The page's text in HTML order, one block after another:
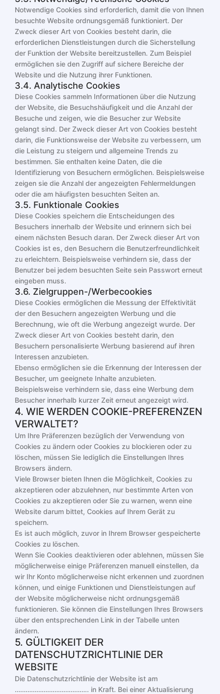
Notwendige Cookies sind erforderlich, damit die von Ihnen
besuchte Website ordnungsgemäß funktioniert. Der
Zweck dieser Art von Cookies besteht darin, die
erforderlichen Dienstleistungen durch die Sicherstellung
der Funktion der Website bereitzustellen. Zum Beispiel
ermöglichen sie den Zugriff auf sichere Bereiche der
Website und die Nutzung ihrer Funktionen.
3.4. Analytische Cookies
Diese Cookies sammeln Informationen über die Nutzung
der Website, die Besuchshäufigkeit und die Anzahl der
Besuche und zeigen, wie die Besucher zur Website
gelangt sind. Der Zweck dieser Art von Cookies besteht
darin, die Funktionsweise der Website zu verbessern, um
die Leistung zu steigern und allgemeine Trends zu
bestimmen. Sie enthalten keine Daten, die die
Identifizierung von Besuchern ermöglichen. Beispielsweise
zeigen sie die Anzahl der angezeigten Fehlermeldungen
oder die am häufigsten besuchten Seiten an.
3.5. Funktionale Cookies
Diese Cookies speichern die Entscheidungen des
Besuchers innerhalb der Website und erinnern sich bei
einem nächsten Besuch daran. Der Zweck dieser Art von
Cookies ist es, den Besuchern die Benutzerfreundlichkeit
zu erleichtern. Beispielsweise verhindern sie, dass der
Benutzer bei jedem besuchten Seite sein Passwort erneut
eingeben muss.
3.6. Zielgruppen-/Werbecookies
Diese Cookies ermöglichen die Messung der Effektivität
der den Besuchern angezeigten Werbung und die
Berechnung, wie oft die Werbung angezeigt wurde. Der
Zweck dieser Art von Cookies besteht darin, den
Besuchern personalisierte Werbung basierend auf ihren
Interessen anzubieten.
Ebenso ermöglichen sie die Erkennung der Interessen der
Besucher, um geeignete Inhalte anzubieten.
Beispielsweise verhindern sie, dass eine Werbung dem
Besucher innerhalb kurzer Zeit erneut angezeigt wird.
4. WIE WERDEN COOKIE-PREFERENZEN
VERWALTET?
Um Ihre Präferenzen bezüglich der Verwendung von
Cookies zu ändern oder Cookies zu blockieren oder zu
löschen, müssen Sie lediglich die Einstellungen Ihres
Browsers ändern.
Viele Browser bieten Ihnen die Möglichkeit, Cookies zu
akzeptieren oder abzulehnen, nur bestimmte Arten von
Cookies zu akzeptieren oder Sie zu warnen, wenn eine
Website darum bittet, Cookies auf Ihrem Gerät zu
speichern.
Es ist auch möglich, zuvor in Ihrem Browser gespeicherte
Cookies zu löschen.
Wenn Sie Cookies deaktivieren oder ablehnen, müssen Sie
möglicherweise einige Präferenzen manuell einstellen, da
wir Ihr Konto möglicherweise nicht erkennen und zuordnen
können, und einige Funktionen und Dienstleistungen auf
der Website möglicherweise nicht ordnungsgemäß
funktionieren. Sie können die Einstellungen Ihres Browsers
über den entsprechenden Link in der Tabelle unten
ändern.
5. GÜLTIGKEIT DER
DATENSCHUTZRICHTLINIE DER
WEBSITE
Die Datenschutzrichtlinie der Website ist am
………………………………….. in Kraft. Bei einer Aktualisierung